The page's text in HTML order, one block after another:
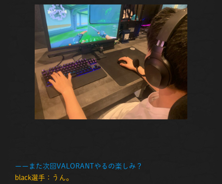
ーーまた次回VALORANTやるの楽しみ？
black選手：うん。